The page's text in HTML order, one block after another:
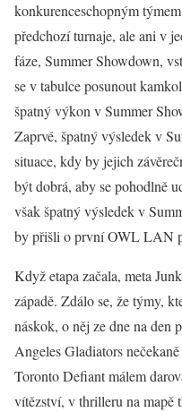
konkurenceschopným
předchozí turnaje, ale ani v
fáze, Summer Showdown,
se v tabulce posunout
špatný výkon v Summer
Zaprvé, špatný výsledek v
situace, kdy by jejich
být dobrá, aby se pohodlně
však špatný výsledek v
by přišli o první OWL LAN
Když etapa začala, meta
západě. Zdálo se, že týmy,
náskok, o něj ze dne na den
Angeles Gladiators
Toronto Defiant málem
vítězství, v thrilleru na mapě